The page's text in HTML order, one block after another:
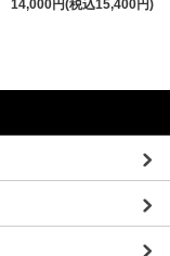
14,000円(税込15,400円)